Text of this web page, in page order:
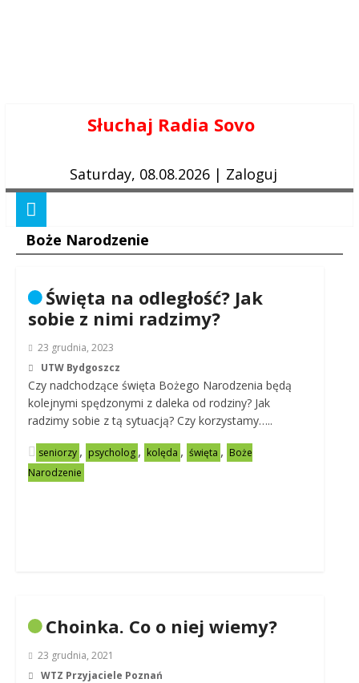
Słuchaj Radia Sovo
Saturday, 08.08.2026 | Zaloguj
Boże Narodzenie
Święta na odległość? Jak
sobie z nimi radzimy?
23 grudnia, 2023
UTW Bydgoszcz
Czy nadchodzące święta Bożego Narodzenia będą
kolejnymi spędzonymi z daleka od rodziny? Jak
radzimy sobie z tą sytuacją? Czy korzystamy…..
seniorzy , psycholog , kolęda , święta , Boże
Narodzenie
Choinka. Co o niej wiemy?
23 grudnia, 2021
WTZ Przyjaciele Poznań